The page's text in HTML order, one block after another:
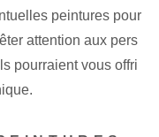
peintures pour
attention aux pers
pourraient vous offri